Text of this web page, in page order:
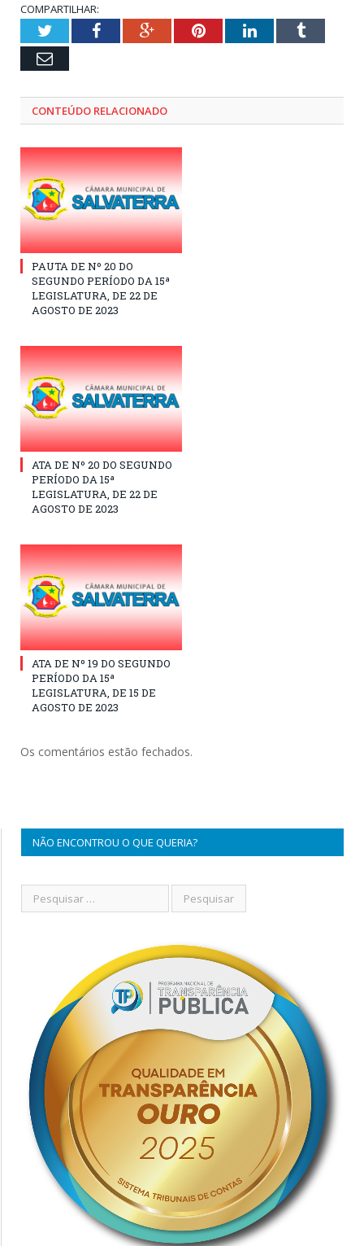
COMPARTILHAR:
TwitterFacebookGoogle+PinterestLinkedInTumblr
Email
CONTEÚDO RELACIONADO
PAUTA DE Nº 20 DO
SEGUNDO PERÍODO DA 15ª
LEGISLATURA, DE 22 DE
AGOSTO DE 2023
ATA DE Nº 20 DO SEGUNDO
PERÍODO DA 15ª
LEGISLATURA, DE 22 DE
AGOSTO DE 2023
ATA DE Nº 19 DO SEGUNDO
PERÍODO DA 15ª
LEGISLATURA, DE 15 DE
AGOSTO DE 2023
Os comentários estão fechados.
NÃO ENCONTROU O QUE QUERIA?